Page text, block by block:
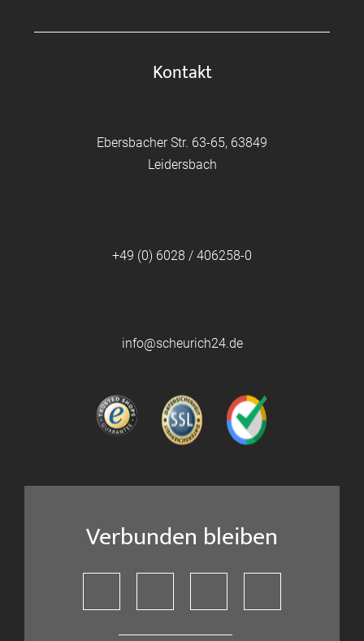
Kontakt
Ebersbacher Str. 63-65, 63849
Leidersbach
+49 (0) 6028 / 406258-0
info@scheurich24.de
Verbunden bleiben